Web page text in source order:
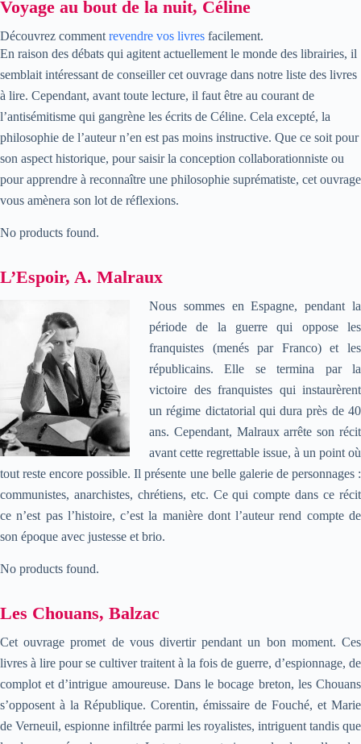
Voyage au bout de la nuit, Céline
Découvrez comment revendre vos livres facilement.
En raison des débats qui agitent actuellement le monde des librairies, il
semblait intéressant de conseiller cet ouvrage dans notre liste des livres
à lire. Cependant, avant toute lecture, il faut être au courant de
l’antisémitisme qui gangrène les écrits de Céline. Cela excepté, la
philosophie de l’auteur n’en est pas moins instructive. Que ce soit pour
son aspect historique, pour saisir la conception collaborationniste ou
pour apprendre à reconnaître une philosophie suprématiste, cet ouvrage
vous amènera son lot de réflexions.
No products found.
L’Espoir, A. Malraux
Nous sommes en Espagne, pendant la
période de la guerre qui oppose les
franquistes (menés par Franco) et les
républicains. Elle se termina par la
victoire des franquistes qui instaurèrent
un régime dictatorial qui dura près de 40
ans. Cependant, Malraux arrête son récit
avant cette regrettable issue, à un point où
tout reste encore possible. Il présente une belle galerie de personnages :
communistes, anarchistes, chrétiens, etc. Ce qui compte dans ce récit
ce n’est pas l’histoire, c’est la manière dont l’auteur rend compte de
son époque avec justesse et brio.
No products found.
Les Chouans, Balzac
Cet ouvrage promet de vous divertir pendant un bon moment. Ces
livres à lire pour se cultiver traitent à la fois de guerre, d’espionnage, de
complot et d’intrigue amoureuse. Dans le bocage breton, les Chouans
s’opposent à la République. Corentin, émissaire de Fouché, et Marie
de Verneuil, espionne infiltrée parmi les royalistes, intriguent tandis que